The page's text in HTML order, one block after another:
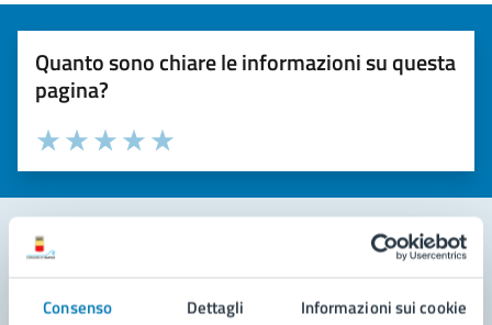
Consenso Dettagli Informazioni sui cookie
Quanto sono chiare le informazioni su questa
pagina?
Valuta la chiarezza delle informazioni (da 1 a 5 stelle)
Seleziona il numero di stelle per valutare la chiarezza delle
Valuta 5 stelle su 5
Valuta 4 stelle su 5
Valuta 3 stelle su 5
Valuta 2 stelle su 5
Valuta 1 stelle su 5